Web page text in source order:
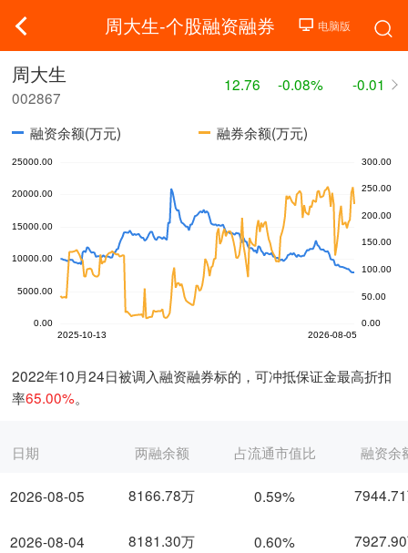
周大生-个股融资融券
周大生
002867
12.76 -0.08% -0.01
融资余额(万元) 融券余额(万元)
2022年10月24日被调入融资融券标的，可冲抵保证金最高折扣
率65.00%。
日期
2026-08-05
2026-08-04
两融余额 占流通市值比 融资余
8166.78万 0.59%
8181.30万 0.60%